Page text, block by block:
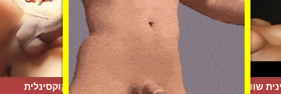
שווה וחמה עם ביצי... פצצת מין קוקסינלית